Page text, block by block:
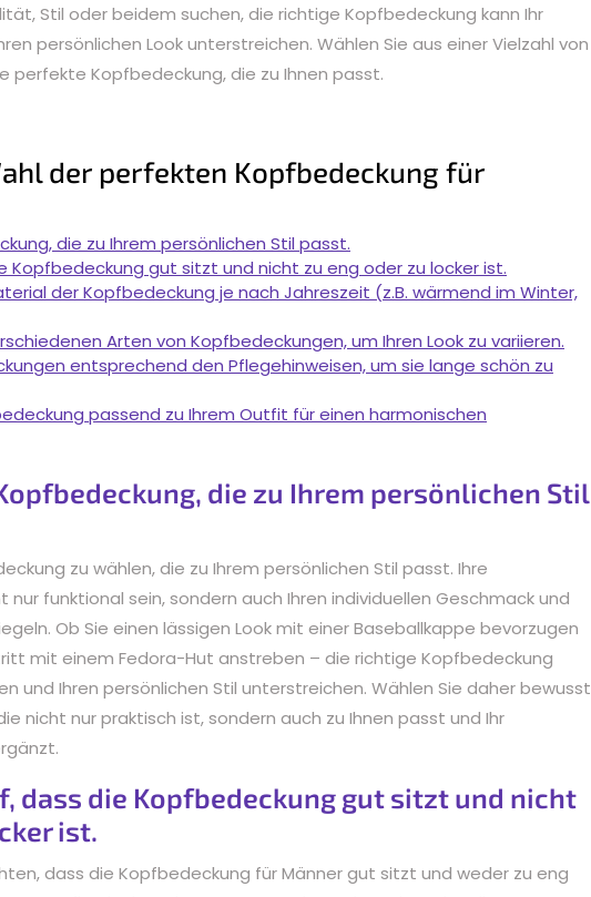
Stil oder beidem suchen, die richtige Kopfbedeckung kann Ihr
persönlichen Look unterstreichen. Wählen Sie aus einer Vielzahl von
perfekte Kopfbedeckung, die zu Ihnen passt.
der perfekten Kopfbedeckung für
die zu Ihrem persönlichen Stil passt.
Kopfbedeckung gut sitzt und nicht zu eng oder zu locker ist.
der Kopfbedeckung je nach Jahreszeit (z.B. wärmend im Winter,
Arten von Kopfbedeckungen, um Ihren Look zu variieren.
entsprechend den Pflegehinweisen, um sie lange schön zu
passend zu Ihrem Outfit für einen harmonischen
die zu Ihrem persönlichen Stil
zu wählen, die zu Ihrem persönlichen Stil passt. Ihre
funktional sein, sondern auch Ihren individuellen Geschmack und
Ob Sie einen lässigen Look mit einer Baseballkappe bevorzugen
mit einem Fedora-Hut anstreben – die richtige Kopfbedeckung
und Ihren persönlichen Stil unterstreichen. Wählen Sie daher bewusst
nicht nur praktisch ist, sondern auch zu Ihnen passt und Ihr
dass die Kopfbedeckung gut sitzt und nicht
ist.
dass die Kopfbedeckung für Männer gut sitzt und weder zu eng